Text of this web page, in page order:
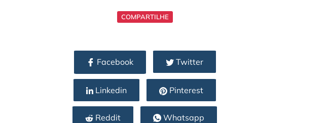
COMPARTILHE
Facebook Twitter
Linkedin Pinterest
Reddit Whatsapp